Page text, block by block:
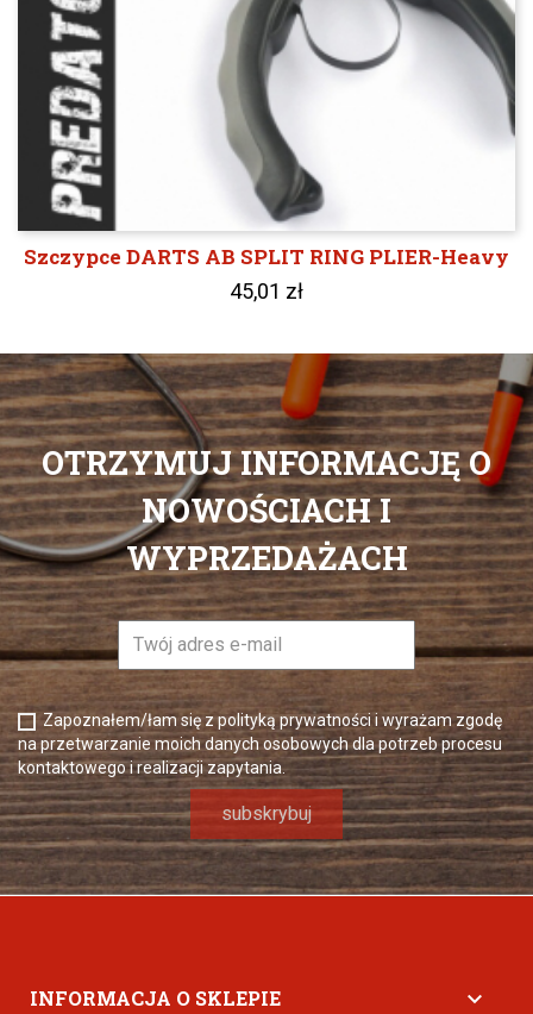
Szczypce DARTS AB SPLIT RING PLIER-Heavy
45,01 zł
OTRZYMUJ INFORMACJĘ O
NOWOŚCIACH I
WYPRZEDAŻACH
Zapoznałem/łam się z polityką prywatności i wyrażam zgodę
na przetwarzanie moich danych osobowych dla potrzeb procesu
kontaktowego i realizacji zapytania.
INFORMACJA O SKLEPIE 